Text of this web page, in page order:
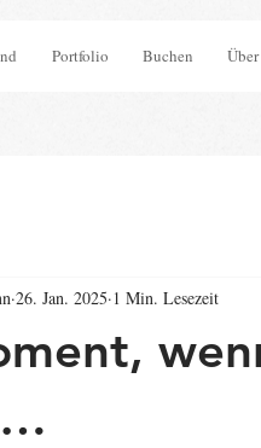
Portfolio Buchen
26. Jan. 2025 1 Min. Lesezeit